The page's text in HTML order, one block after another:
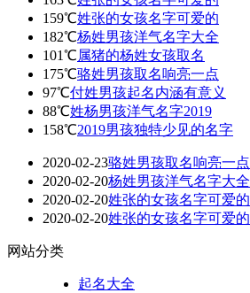
159℃姓张的女孩名字可爱的
182℃杨姓男孩洋气名字大全
101℃属猪的杨姓女孩取名
175℃骆姓男孩取名响亮一点
97℃付姓男孩起名内涵有意义
88℃姓杨男孩洋气名字2019
158℃2019男孩独特少见的名字
2020-02-23骆姓男孩取名响亮一点
2020-02-20杨姓男孩洋气名字大全
2020-02-20姓张的女孩名字可爱的
2020-02-20姓张的女孩名字可爱的
网站分类
起名大全